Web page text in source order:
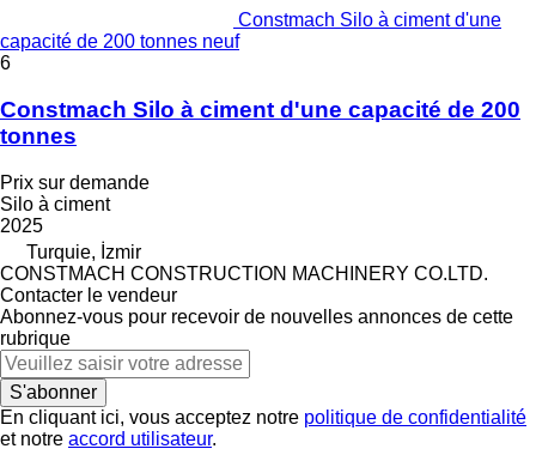
Constmach Silo à ciment d'une
capacité de 200 tonnes neuf
6
Constmach Silo à ciment d'une capacité de 200
tonnes
Prix sur demande
Silo à ciment
2025
Turquie, İzmir
CONSTMACH CONSTRUCTION MACHINERY CO.LTD.
Contacter le vendeur
Abonnez-vous pour recevoir de nouvelles annonces de cette
rubrique
S'abonner
En cliquant ici, vous acceptez notre politique de confidentialité
et notre accord utilisateur.